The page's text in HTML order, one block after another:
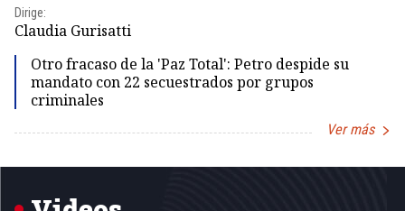
Dirige:
Claudia Gurisatti
Otro fracaso de la 'Paz Total': Petro despide su
mandato con 22 secuestrados por grupos
criminales
Ver más
1